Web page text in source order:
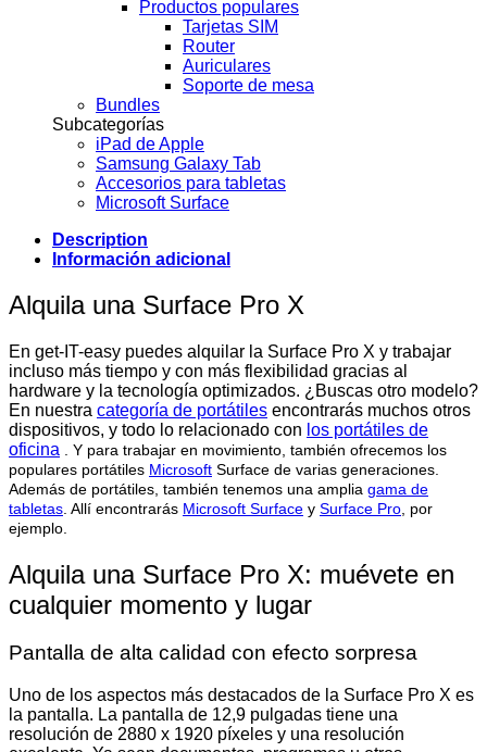
Productos populares
Tarjetas SIM
Router
Auriculares
Soporte de mesa
Bundles
Subcategorías
iPad de Apple
Samsung Galaxy Tab
Accesorios para tabletas
Microsoft Surface
Description
Información adicional
Alquila una Surface Pro X
En get-IT-easy puedes alquilar la Surface Pro X y trabajar
incluso más tiempo y con más flexibilidad gracias al
hardware y la tecnología optimizados. ¿Buscas otro modelo?
En nuestra categoría de portátiles encontrarás muchos otros
dispositivos, y todo lo relacionado con los portátiles de
oficina
. Y para trabajar en movimiento, también ofrecemos los
populares portátiles Microsoft Surface de varias generaciones.
Además de portátiles, también tenemos una amplia gama de
tabletas . Allí encontrarás Microsoft Surface y Surface Pro , por
ejemplo.
Alquila una Surface Pro X: muévete en
cualquier momento y lugar
Pantalla de alta calidad con efecto sorpresa
Uno de los aspectos más destacados de la Surface Pro X es
la pantalla. La pantalla de 12,9 pulgadas tiene una
resolución de 2880 x 1920 píxeles y una resolución